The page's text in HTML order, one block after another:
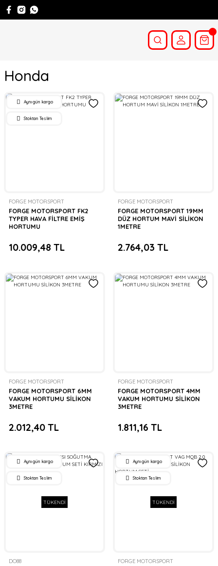
Honda
Aynı gün kargo
Stoktan Teslim
FORGE MOTORSPORT
FORGE MOTORSPORT FK2
TYPER HAVA FİLTRE EMİŞ
HORTUMU
10.009,48 TL
FORGE MOTORSPORT
FORGE MOTORSPORT 19MM
DÜZ HORTUM MAVİ SİLİKON
1METRE
2.764,03 TL
FORGE MOTORSPORT
FORGE MOTORSPORT 6MM
VAKUM HORTUMU SİLİKON
3METRE
2.012,40 TL
FORGE MOTORSPORT
FORGE MOTORSPORT 4MM
VAKUM HORTUMU SİLİKON
3METRE
1.811,16 TL
TÜKENDİ
Aynı gün kargo
Stoktan Teslim
DO88
TÜKENDİ
Aynı gün kargo
Stoktan Teslim
FORGE MOTORSPORT